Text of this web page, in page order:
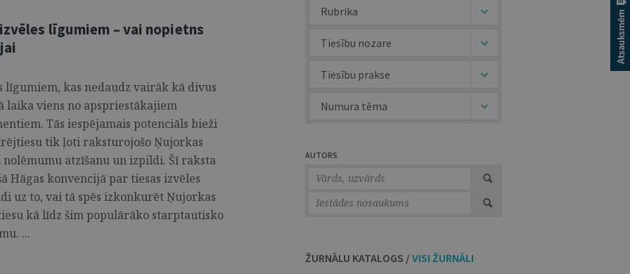
līgumiem – vai nopietns
līgumiem, kas nedaudz vairāk kā divus
laika viens no apspriestākajiem
Tās iespējamais potenciāls bieži
tik ļoti raksturojošo Ņujorkas
atzīšanu un izpildi. Šī raksta
Hāgas konvencijā par tiesas izvēles
uz to, vai tā spēs izkonkurēt Ņujorkas
kā līdz šim populārāko starptautisko
...
Rubrika
Tiesību nozare
Tiesību prakse
Numura tēma
AUTORS
ŽURNĀLU KATALOGS / VISI ŽURNĀLI